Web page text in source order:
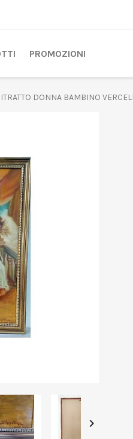
PROMOZIONI
DONNA BAMBINO
